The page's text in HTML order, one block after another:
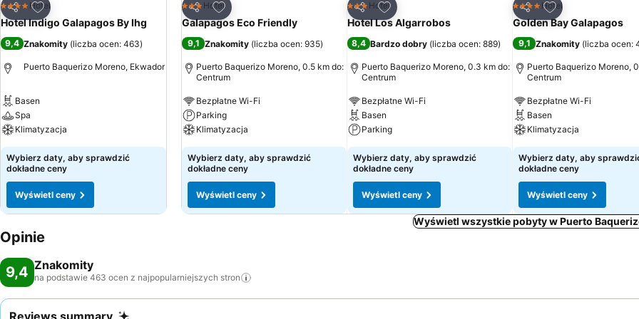
Udostępnij
Dodaj do ulubionych
4 Kategoria
Hotel
Hotel Indigo Galapagos By Ihg
9,4 Znakomity (liczba ocen: 463)
Puerto Baquerizo Moreno, Ekwador
Basen
Spa
Klimatyzacja
Wybierz daty, aby sprawdzić
dokładne ceny
Wyświetl ceny
Udostępnij
Dodaj do ulubionych
3 Kategoria
Hotel
Galapagos Eco Friendly
9,1 Znakomity (liczba ocen: 935)
Puerto Baquerizo Moreno, 0.5 km do:
Centrum
Bezpłatne Wi-Fi
Parking
Klimatyzacja
Wybierz daty, aby sprawdzić
dokładne ceny
Wyświetl ceny
Udostępnij
Dodaj do ulubionych
3 Kategoria
Hotel
Hotel Los Algarrobos
8,4 Bardzo dobry (liczba ocen: 889)
Puerto Baquerizo Moreno, 0.3 km do:
Centrum
Bezpłatne Wi-Fi
Basen
Parking
Wybierz daty, aby sprawdzić
dokładne ceny
Wyświetl ceny
Udostępnij
Dodaj do
4 Kategoria
Hotel
Golden Bay Galapagos
9,1 Znakomity (liczba ocen:
Puerto Baquerizo Moreno,
Centrum
Bezpłatne Wi-Fi
Basen
Klimatyzacja
Wybierz daty, aby
dokładne ceny
Wyświetl ceny
Wyświetl wszystkie pobyty w Puerto
Opinie
9,4 Znakomity
na podstawie 463 ocen z najpopularniejszych stron
Reviews summary